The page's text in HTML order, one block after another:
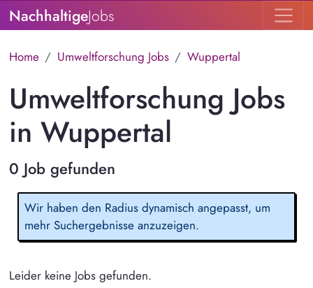
NachhaltigeJobs
Home Umweltforschung Jobs Wuppertal
Umweltforschung Jobs
in Wuppertal
0 Job gefunden
Wir haben den Radius dynamisch angepasst, um
mehr Suchergebnisse anzuzeigen.
Leider keine Jobs gefunden.